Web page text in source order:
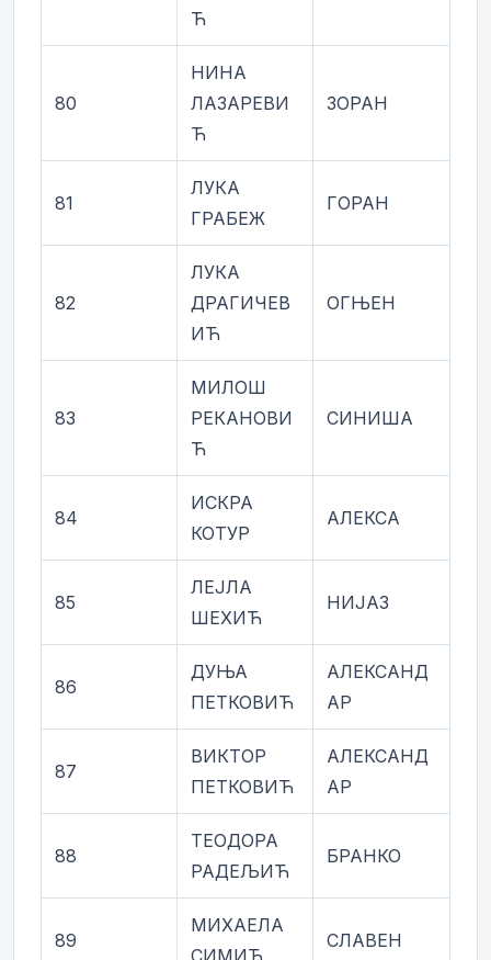
Ћ
80
НИНА
ЛАЗАРЕВИ
Ћ
ЗОРАН
81
ЛУКА
ГРАБЕЖ
ГОРАН
82
ЛУКА
ДРАГИЧЕВ
ИЋ
ОГЊЕН
83
МИЛОШ
РЕКАНОВИ
Ћ
СИНИША
84
ИСКРА
КОТУР
АЛЕКСА
85
ЛЕЈЛА
ШЕХИЋ
НИЈАЗ
86
ДУЊА
ПЕТКОВИЋ
АЛЕКСАНД
АР
87
ВИКТОР
ПЕТКОВИЋ
АЛЕКСАНД
АР
88
ТЕОДОРА
РАДЕЉИЋ
БРАНКО
89
МИХАЕЛА
СЛАВЕН